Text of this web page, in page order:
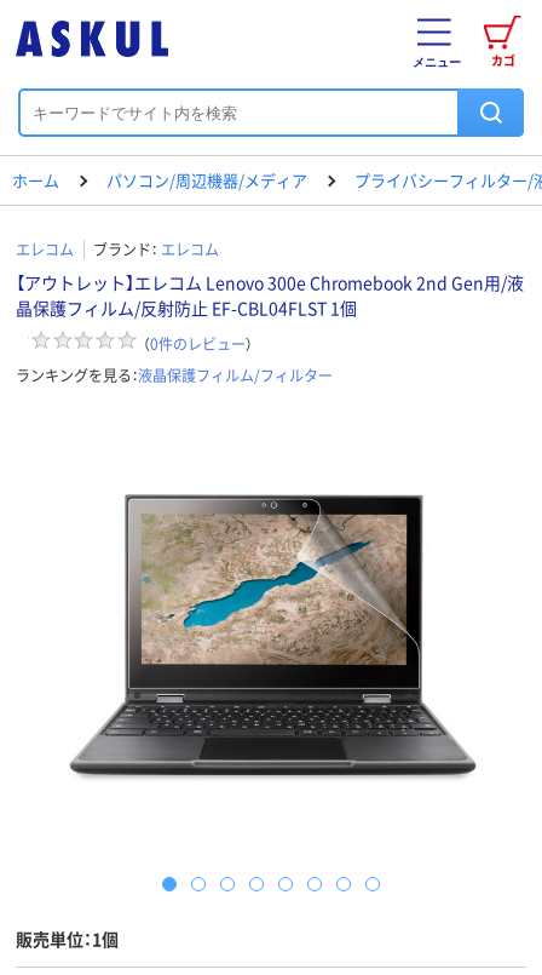
カゴ
メニュー
ホーム パソコン/周辺機器/メディア プライバシーフィルター/
エレコム ブランド： エレコム
【アウトレット】エレコム Lenovo 300e Chromebook 2nd Gen用/液
晶保護フィルム/反射防止 EF-CBL04FLST 1個
（0件のレビュー）
ランキングを見る：液晶保護フィルム/フィルター
販売単位：1個